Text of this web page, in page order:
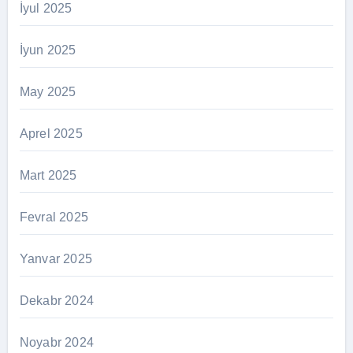
İyul 2025
İyun 2025
May 2025
Aprel 2025
Mart 2025
Fevral 2025
Yanvar 2025
Dekabr 2024
Noyabr 2024